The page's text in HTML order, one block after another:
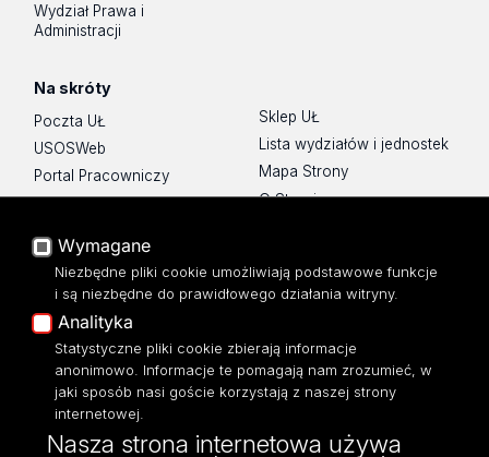
Wydział Prawa i
Administracji
Na skróty
Poczta UŁ
USOSWeb
Portal Pracowniczy
Baza Aktów Własnych
Moodle
Eksperci UŁ
Polityka Prywatności
Dostępność
Sklep UŁ
Lista wydziałów i jednostek
Mapa Strony
O Stronie
ul. Narutowicza 68, 90-136 Łódź
Wymagane
Niezbędne pliki cookie umożliwiają podstawowe funkcje
i są niezbędne do prawidłowego działania witryny.
Analityka
Statystyczne pliki cookie zbierają informacje
anonimowo. Informacje te pomagają nam zrozumieć, w
jaki sposób nasi goście korzystają z naszej strony
internetowej.
Nasza strona internetowa używa